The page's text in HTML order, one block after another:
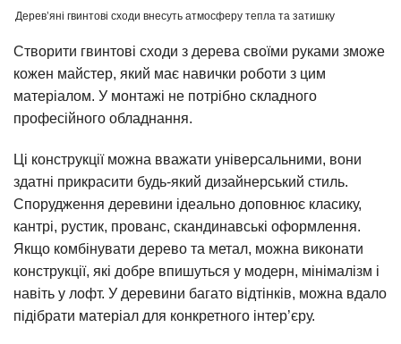
Дерев’яні гвинтові сходи внесуть атмосферу тепла та затишку
Створити гвинтові сходи з дерева своїми руками зможе
кожен майстер, який має навички роботи з цим
матеріалом. У монтажі не потрібно складного
професійного обладнання.
Ці конструкції можна вважати універсальними, вони
здатні прикрасити будь-який дизайнерський стиль.
Спорудження деревини ідеально доповнює класику,
кантрі, рустик, прованс, скандинавські оформлення.
Якщо комбінувати дерево та метал, можна виконати
конструкції, які добре впишуться у модерн, мінімалізм і
навіть у лофт. У деревини багато відтінків, можна вдало
підібрати матеріал для конкретного інтер’єру.